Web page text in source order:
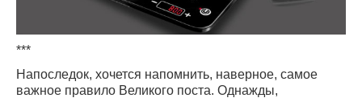
***
Напоследок, хочется напомнить, наверное, самое
важное правило Великого поста. Однажды,